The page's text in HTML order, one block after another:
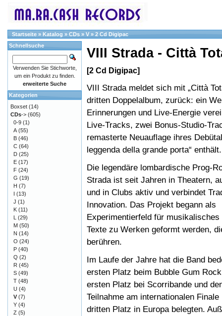
Startseite » Katalog » CDs » V » 2 Cd Digipac
VIII Strada - Città
[2 Cd Digipac]
VIII Strada meldet sich mit „Città
dritten Doppelalbum, zurück: ein
Erinnerungen und Live-Energie
Live-Tracks, zwei Bonus-Studio-
remasterte Neuauflage ihres
leggenda della grande porta“ enthält.
Die legendäre lombardische Prog-
Strada ist seit Jahren in Theatern,
und in Clubs aktiv und verbindet
Innovation. Das Projekt begann als
Experimentierfeld für
Texte zu Werken geformt werden,
berühren.
Im Laufe der Jahre hat die Band
ersten Platz beim Bubble Gum
ersten Platz bei Scorribande und
Teilnahme am internationalen
dritten Platz in Europa belegten.
Schnellsuche
Verwenden Sie Stichworte,
um ein Produkt zu finden.
erweiterte Suche
Kategorien
Boxset (14)
CDs-> (605)
0-9 (1)
A (55)
B (46)
C (64)
D (25)
E (17)
F (24)
G (19)
H (7)
I (13)
J (1)
K (11)
L (29)
M (50)
N (14)
O (24)
P (40)
Q (2)
R (45)
S (49)
T (48)
U (4)
V (7)
Y (4)
Z (5)